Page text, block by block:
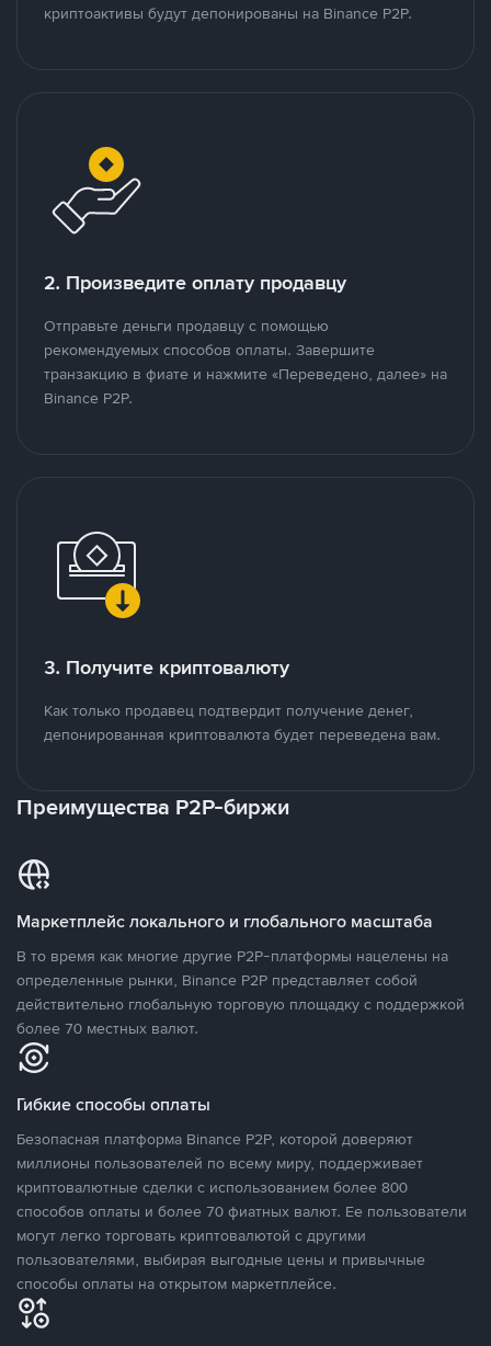
криптоактивы будут депонированы на Binance P2P.
2. Произведите оплату продавцу
Отправьте деньги продавцу с помощью
рекомендуемых способов оплаты. Завершите
транзакцию в фиате и нажмите «Переведено, далее» на
Binance P2P.
3. Получите криптовалюту
Как только продавец подтвердит получение денег,
депонированная криптовалюта будет переведена вам.
Преимущества P2P-биржи
Маркетплейс локального и глобального масштаба
В то время как многие другие P2P-платформы нацелены на
определенные рынки, Binance P2P представляет собой
действительно глобальную торговую площадку с поддержкой
более 70 местных валют.
Гибкие способы оплаты
Безопасная платформа Binance P2P, которой доверяют
миллионы пользователей по всему миру, поддерживает
криптовалютные сделки с использованием более 800
способов оплаты и более 70 фиатных валют. Ее пользователи
могут легко торговать криптовалютой с другими
пользователями, выбирая выгодные цены и привычные
способы оплаты на открытом маркетплейсе.